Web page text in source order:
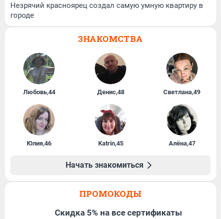
Незрячий красноярец создал самую умную квартиру в
городе
ЗНАКОМСТВА
Любовь,44 Денис,48 Светлана,49
Юлия,46 Katrin,45 Алёна,47
Начать знакомиться
ПРОМОКОДЫ
Скидка 5% на все сертификаты